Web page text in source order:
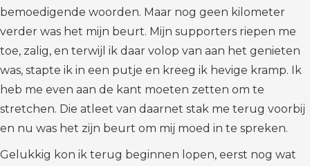
bemoedigende woorden. Maar nog geen kilometer
verder was het mijn beurt. Mijn supporters riepen me
toe, zalig, en terwijl ik daar volop van aan het genieten
was, stapte ik in een putje en kreeg ik hevige kramp. Ik
heb me even aan de kant moeten zetten om te
stretchen. Die atleet van daarnet stak me terug voorbij
en nu was het zijn beurt om mij moed in te spreken.
Gelukkig kon ik terug beginnen lopen, eerst nog wat